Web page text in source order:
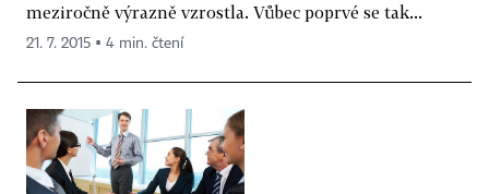
meziročně výrazně vzrostla. Vůbec poprvé se tak...
21. 7. 2015 ▪ 4 min. čtení